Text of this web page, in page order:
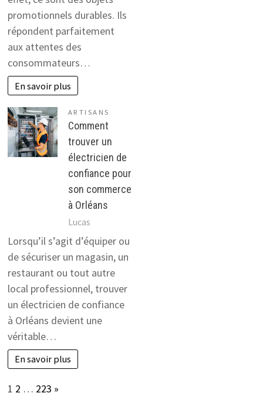
promotionnels durables. Ils
répondent parfaitement
aux attentes des
consommateurs…
En savoir plus
ARTISANS
Comment
trouver un
électricien de
confiance pour
son commerce
à Orléans
Lucas
Lorsqu’il s’agit d’équiper ou
de sécuriser un magasin, un
restaurant ou tout autre
local professionnel, trouver
un électricien de confiance
à Orléans devient une
véritable…
En savoir plus
Page:
1 2 … 223 Next
»